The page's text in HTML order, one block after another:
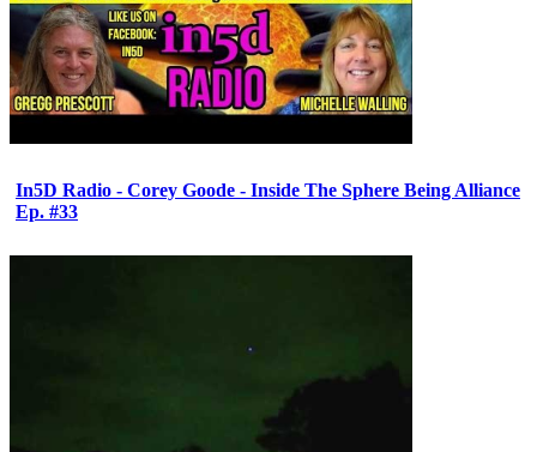
In5D Radio - Corey Goode - Inside The Sphere Being Alliance
Ep. #33